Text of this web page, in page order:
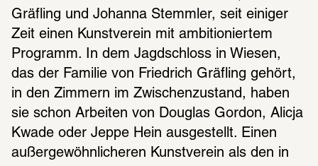
Gräfling und Johanna Stemmler, seit einiger
Zeit einen Kunstverein mit ambitioniertem
Programm. In dem Jagdschloss in Wiesen,
das der Familie von Friedrich Gräfling gehört,
in den Zimmern im Zwischenzustand, haben
sie schon Arbeiten von Douglas Gordon, Alicja
Kwade oder Jeppe Hein ausgestellt. Einen
außergewöhnlicheren Kunstverein als den in